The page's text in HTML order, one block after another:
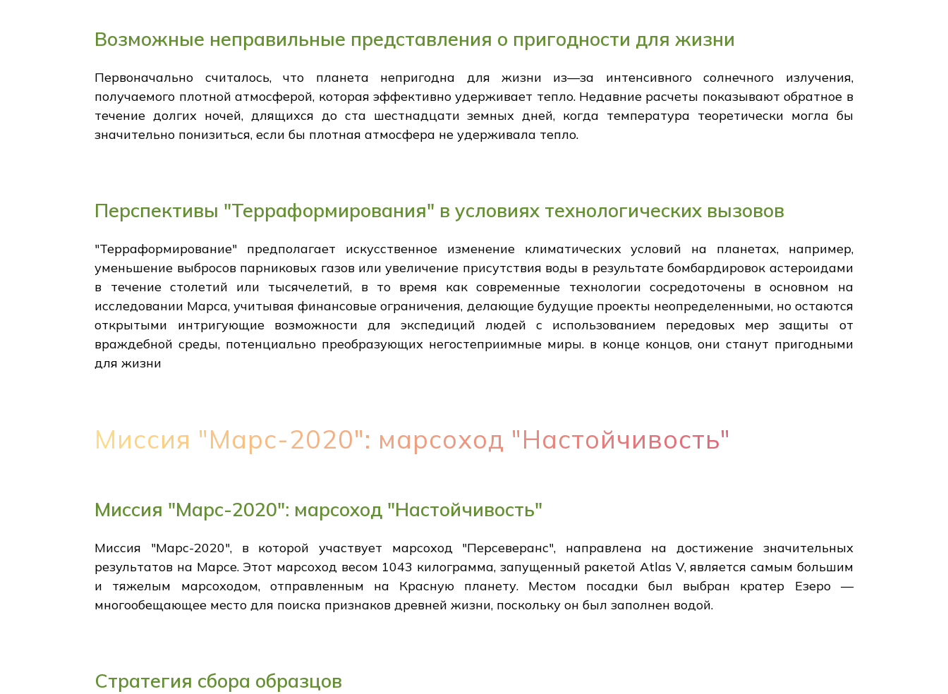
Возможные неправильные представления о пригодности для жизни
Первоначально считалось, что планета непригодна для жизни из—за интенсивного солнечного излучения,
получаемого плотной атмосферой, которая эффективно удерживает тепло. Недавние расчеты показывают обратное в
течение долгих ночей, длящихся до ста шестнадцати земных дней, когда температура теоретически могла бы
значительно понизиться, если бы плотная атмосфера не удерживала тепло.
Перспективы "Терраформирования" в условиях технологических вызовов
"Терраформирование" предполагает искусственное изменение климатических условий на планетах, например,
уменьшение выбросов парниковых газов или увеличение присутствия воды в результате бомбардировок астероидами
в течение столетий или тысячелетий, в то время как современные технологии сосредоточены в основном на
исследовании Марса, учитывая финансовые ограничения, делающие будущие проекты неопределенными, но остаются
открытыми интригующие возможности для экспедиций людей с использованием передовых мер защиты от
враждебной среды, потенциально преобразующих негостеприимные миры. в конце концов, они станут пригодными
для жизни
Миссия "Марс-2020": марсоход "Настойчивость"
Миссия "Марс-2020": марсоход "Настойчивость"
Миссия "Марс-2020", в которой участвует марсоход "Персеверанс", направлена на достижение значительных
результатов на Марсе. Этот марсоход весом 1043 килограмма, запущенный ракетой Atlas V, является самым большим
и тяжелым марсоходом, отправленным на Красную планету. Местом посадки был выбран кратер Езеро —
многообещающее место для поиска признаков древней жизни, поскольку он был заполнен водой.
Стратегия сбора образцов